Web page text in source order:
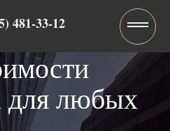
481-33-12‬‬
для любых